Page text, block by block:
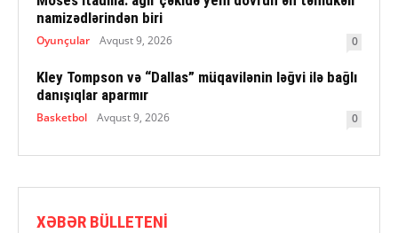
namizədlərindən biri
Oyunçular Avqust 9, 2026 0
Kley Tompson və “Dallas” müqavilənin ləğvi ilə bağlı
danışıqlar aparmır
Basketbol Avqust 9, 2026 0
XƏBƏR BÜLLETENI